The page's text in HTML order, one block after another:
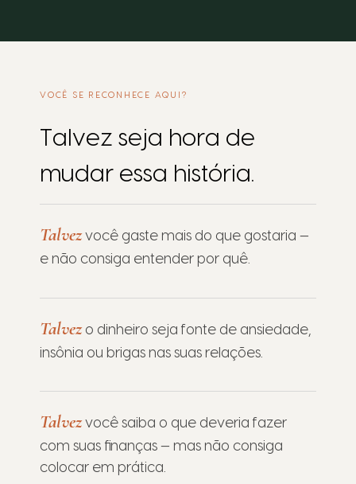
VOCÊ SE RECONHECE AQUI?
Talvez seja hora de
mudar essa história.
Talvezvocê gaste mais do que gostaria —
e não consiga entender por quê.
Talvezo dinheiro seja fonte de ansiedade,
insônia ou brigas nas suas relações.
Talvezvocê saiba o que deveria fazer
com suas finanças — mas não consiga
colocar em prática.